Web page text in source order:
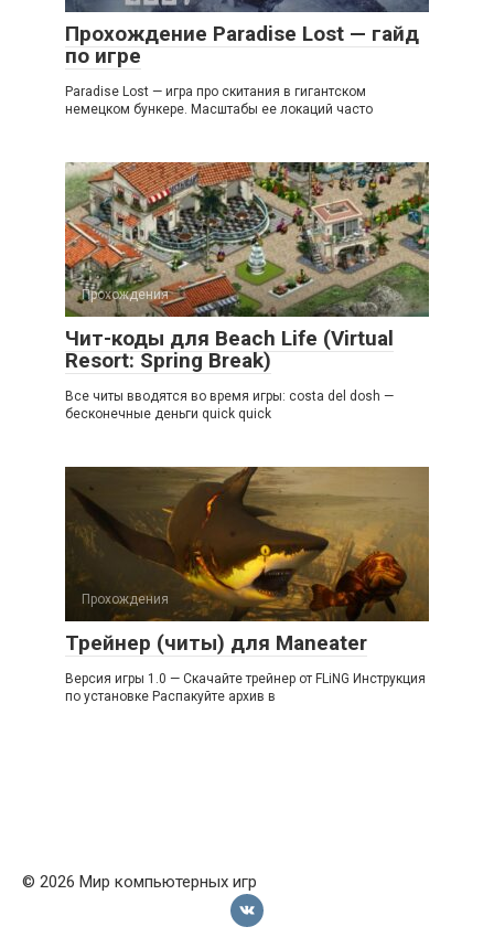
Прохождение Paradise Lost — гайд
по игре
Paradise Lost — игра про скитания в гигантском
немецком бункере. Масштабы ее локаций часто
Прохождения
Чит-коды для Beach Life (Virtual
Resort: Spring Break)
Все читы вводятся во время игры: costa del dosh —
бесконечные деньги quick quick
Прохождения
Трейнер (читы) для Maneater
Версия игры 1.0 — Скачайте трейнер от FLiNG Инструкция
по установке Распакуйте архив в
© 2026 Мир компьютерных игр